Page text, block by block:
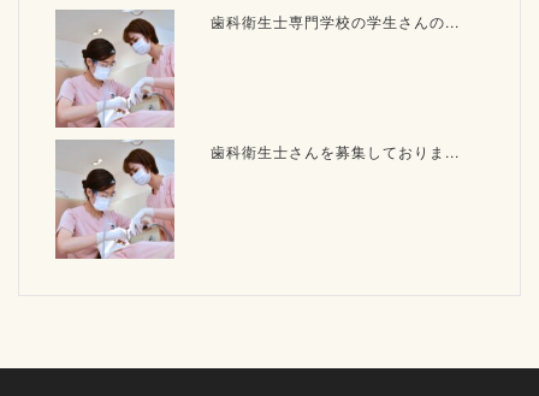
歯科衛生士専門学校の学生さんの...
歯科衛生士さんを募集しておりま...